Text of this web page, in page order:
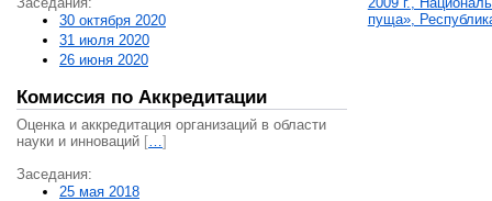
30 октября 2020
31 июля 2020
26 июня 2020
Комиссия по Аккредитации
Оценка и аккредитация организаций в области
науки и инноваций […]
Заседания:
25 мая 2018
пуща»,